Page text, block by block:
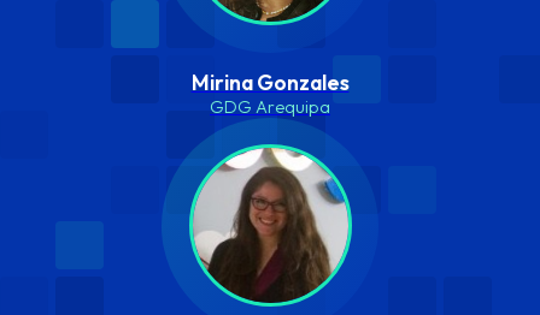
Mirina Gonzales
GDG Arequipa